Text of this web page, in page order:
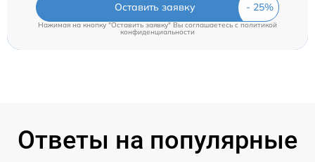
Оставить заявку
Нажимая на кнопку "Оставить заявку" Вы соглашаетесь c политикой
конфиденциальности
Ответы на популярные